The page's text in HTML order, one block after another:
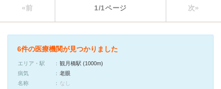
«前 1/1ページ 次»
6件の医療機関が見つかりました
エリア・駅
観月橋駅 (1000m)
病気
老眼
名称
なし